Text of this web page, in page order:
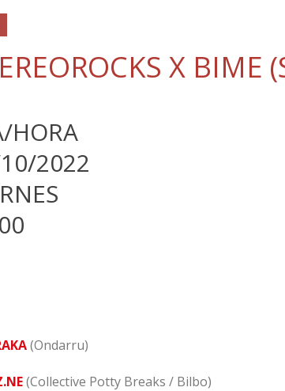
X BIME
HORA
2022
(Ondarru)
(Collective Potty Breaks / Bilbo)